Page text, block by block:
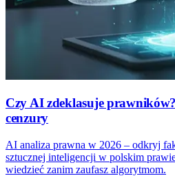
Czy AI zdeklasuje
cenzury
AI analiza prawna w 2026 – odkryj
sztucznej inteligencji w polskim
wiedzieć zanim zaufasz algorytmom.